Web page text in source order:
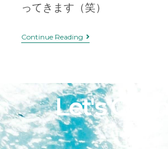
ってきます（笑）
Continue Reading
Let's